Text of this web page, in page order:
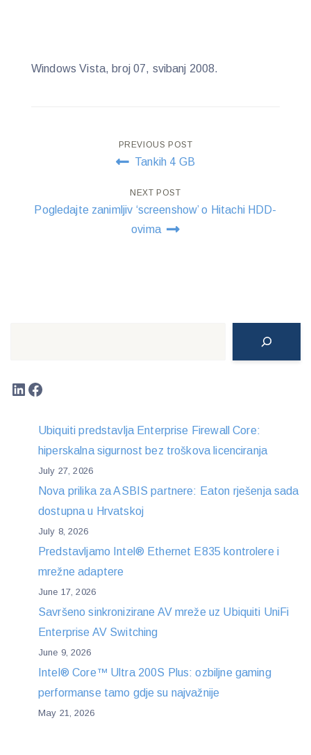
Windows Vista, broj 07, svibanj 2008.
navigation
PREVIOUS POST
Tankih 4 GB
NEXT POST
Pogledajte zanimljiv ‘screenshow’ o Hitachi HDD-
ovima
LinkedIn
Facebook
Ubiquiti predstavlja Enterprise Firewall Core:
hiperskalna sigurnost bez troškova licenciranja
July 27, 2026
Nova prilika za ASBIS partnere: Eaton rješenja sada
dostupna u Hrvatskoj
July 8, 2026
Predstavljamo Intel® Ethernet E835 kontrolere i
mrežne adaptere
June 17, 2026
Savršeno sinkronizirane AV mreže uz Ubiquiti UniFi
Enterprise AV Switching
June 9, 2026
Intel® Core™ Ultra 200S Plus: ozbiljne gaming
performanse tamo gdje su najvažnije
May 21, 2026